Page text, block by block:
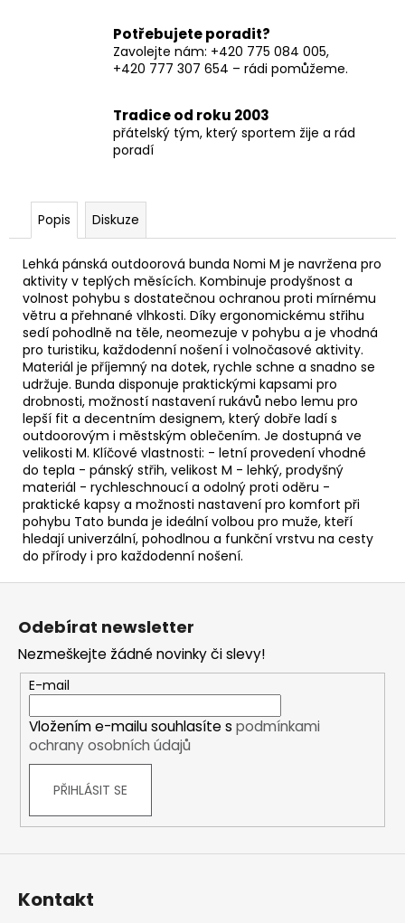
Potřebujete poradit?
Zavolejte nám: +420 775 084 005,
+420 777 307 654 – rádi pomůžeme.
Tradice od roku 2003
přátelský tým, který sportem žije a rád
poradí
Popis Diskuze
Lehká pánská outdoorová bunda Nomi M je navržena pro
aktivity v teplých měsících. Kombinuje prodyšnost a
volnost pohybu s dostatečnou ochranou proti mírnému
větru a přehnané vlhkosti. Díky ergonomickému střihu
sedí pohodlně na těle, neomezuje v pohybu a je vhodná
pro turistiku, každodenní nošení i volnočasové aktivity.
Materiál je příjemný na dotek, rychle schne a snadno se
udržuje. Bunda disponuje praktickými kapsami pro
drobnosti, možností nastavení rukávů nebo lemu pro
lepší fit a decentním designem, který dobře ladí s
outdoorovým i městským oblečením. Je dostupná ve
velikosti M. Klíčové vlastnosti: - letní provedení vhodné
do tepla - pánský střih, velikost M - lehký, prodyšný
materiál - rychleschnoucí a odolný proti oděru -
praktické kapsy a možnosti nastavení pro komfort při
pohybu Tato bunda je ideální volbou pro muže, kteří
hledají univerzální, pohodlnou a funkční vrstvu na cesty
do přírody i pro každodenní nošení.
Z
Odebírat newsletter
Nezmeškejte žádné novinky či slevy!
E-mail
Vložením e-mailu souhlasíte s podmínkami
ochrany osobních údajů
PŘIHLÁSIT SE
Kontakt